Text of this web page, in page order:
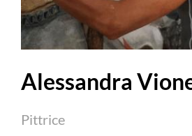
Alessandra
Pittrice